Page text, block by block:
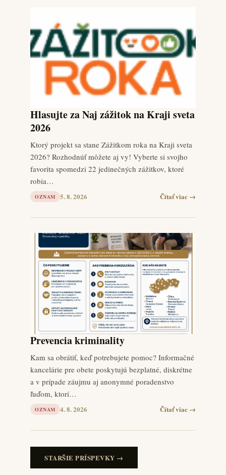
Hlasujte za Naj zážitok na Kraji sveta
2026
Ktorý projekt sa stane Zážitkom roka na Kraji sveta
2026? Rozhodnúť môžete aj vy! Vyberte si svojho
favorita spomedzi 22 jedinečných zážitkov, ktoré
robia…
OZNAM 5. 8. 2026 Čítať viac →
Prevencia kriminality
Kam sa obrátiť, keď potrebujete pomoc? Informačné
kancelárie pre obete poskytujú bezplatné, diskrétne
a v prípade záujmu aj anonymné poradenstvo
ľuďom, ktorí…
OZNAM 4. 8. 2026 Čítať viac →
STARŠIE PRÍSPEVKY →